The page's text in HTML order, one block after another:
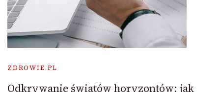
ZDROWIE.PL
Odkrywanie światów horyzontów: jak